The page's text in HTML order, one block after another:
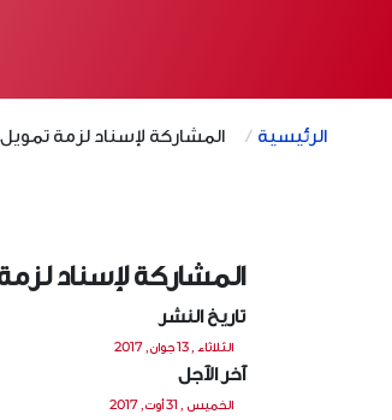
الرئيسية المشاركة لإسناد لزمة
المشاركة لإسناد
تاريخ النشر
الثلاثاء , 13 جوان, 2017
آخر الآجل
الخميس , 31 أوت, 2017